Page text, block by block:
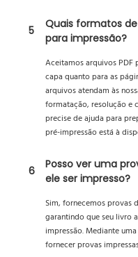
5
Quais formatos
para impressão?
Aceitamos arquivos PDF
capa quanto para as
arquivos atendam às
formatação, resolução e
precise de ajuda para
pré-impressão está à
6
Posso ver uma
ele ser impresso?
Sim, fornecemos provas
garantindo que seu livro
impressão. Mediante
fornecer provas